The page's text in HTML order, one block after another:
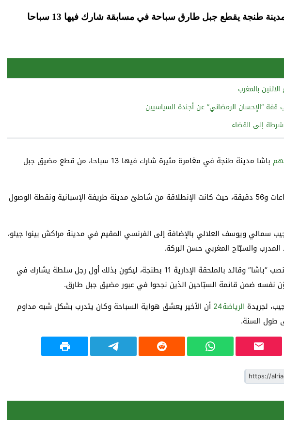
طنجة يقطع جبل طارق سباحة في مسابقة شارك فيها 13 سباحا
بالمغرب
قفة “الإحسان الرمضاني” عن أجندة السياسيين
إلى القضاء
باشا مدينة طنجة في مغامرة مثيرة شارك فيها 13 سباحا، من قطع مضيق جبل
في مدة زمنية تجاوزت ثلاث ساعات و56 دقيقة، حيث كانت الإنطلاقة من شاطئ مدينة طريفة الإسبانية ونقطة الوصول
سمالي ويوسف العلالي بالإضافة إلى الفرنسي المقيم في مدينة مراكش بينوا جيلو،
والسبّاح المغربي حسن البركة.
ويشغل السباح نجيب سمالي منصب “باشا” وقائد بالملحقة الإدارية 11 بطنجة، ليكون بذلك أول رجل سلطة يشارك في
نفسه ضمن قائمة السبّاحين الذين نجحوا في عبور مضيق جبل طارق.
لجريدة الرياضة24
أن الأخير يعشق هواية السباحة وكان يتدرب بشكل شبه مداوم
طول السنة.